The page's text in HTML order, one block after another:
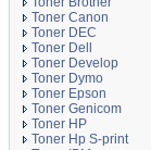
Toner Canon
Toner DEC
Toner Dell
Toner Develop
Toner Dymo
Toner Epson
Toner Genicom
Toner HP
Toner Hp S-print